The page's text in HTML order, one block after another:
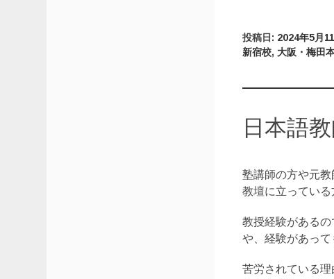
投稿日: 2024年5月
新宿校, 大阪・梅田
日本語
塾講師の方や元
教壇に立っている
教授経験がある
や、経験があって
苦労されている